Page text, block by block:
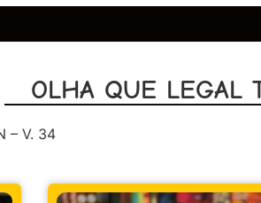
OLHA QUE LEGAL
– V. 34